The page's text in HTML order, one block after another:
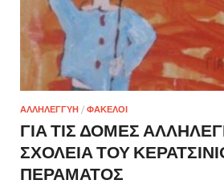
ΑΛΛΗΛΕΓΓΥΗ / ΦΑΚΕΛΟΙ
ΓΙΑ ΤΙΣ ΔΟΜΕΣ
ΣΧΟΛΕΙΑ ΤΟΥ
ΠΕΡΑΜΑΤΟΣ